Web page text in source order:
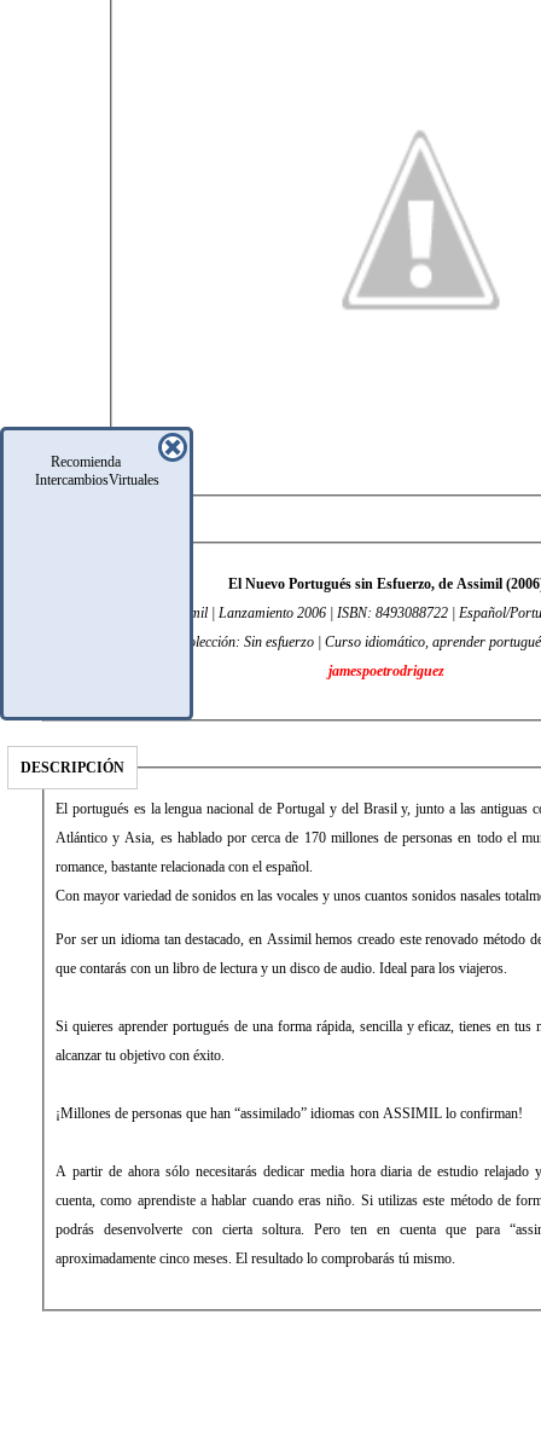
Recomienda
IntercambiosVirtuales
El Nuevo Portugués sin Esfuerzo, de Assimil
134Mb | Editorial Assimil | Lanzamiento 2006 | ISBN: 8493088722 | Español/
483 págs. | Colección: Sin esfuerzo | Curso idiomático, aprender
jamespoetrodriguez
DESCRIPCIÓN
El portugués es la lengua nacional de Portugal y del Brasil y, junto a las antiguas
Atlántico y Asia, es hablado por cerca de 170 millones de personas en todo el
romance, bastante relacionada con el español.
Con mayor variedad de sonidos en las vocales y unos cuantos sonidos nasales
Por ser un idioma tan destacado, en Assimil hemos creado este renovado método
que contarás con un libro de lectura y un disco de audio. Ideal para los viajeros.
Si quieres aprender portugués de una forma rápida, sencilla y eficaz, tienes en tus
alcanzar tu objetivo con éxito.
¡Millones de personas que han “assimilado” idiomas con ASSIMIL lo confirman!
A partir de ahora sólo necesitarás dedicar media hora diaria de estudio relajado
cuenta, como aprendiste a hablar cuando eras niño. Si utilizas este método de
podrás desenvolverte con cierta soltura. Pero ten en cuenta que para
aproximadamente cinco meses. El resultado lo comprobarás tú mismo.